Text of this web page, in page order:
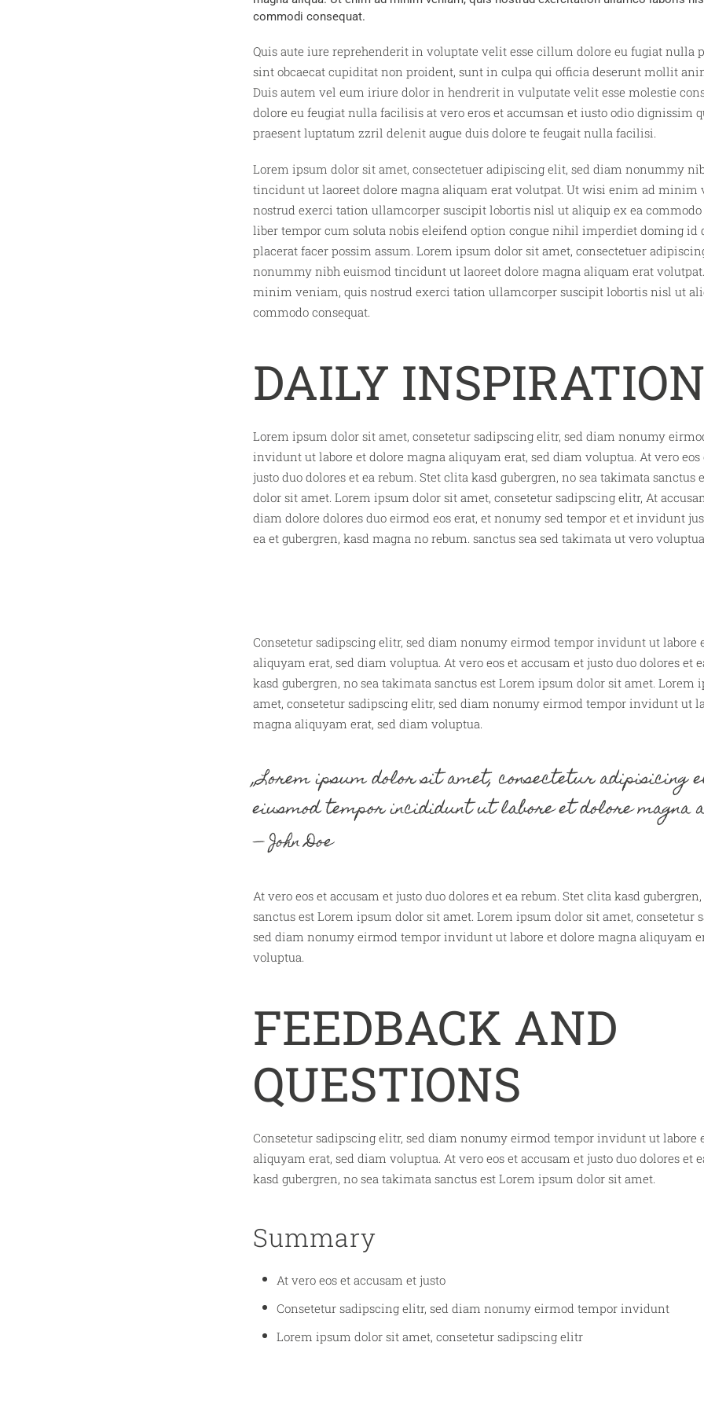
commodi consequat.
Quis aute iure reprehenderit in voluptate velit esse cillum dolore eu fugiat nulla
sint obcaecat cupiditat non proident, sunt in culpa qui officia deserunt mollit
Duis autem vel eum iriure dolor in hendrerit in vulputate velit esse molestie
dolore eu feugiat nulla facilisis at vero eros et accumsan et iusto odio dignissim
praesent luptatum zzril delenit augue duis dolore te feugait nulla facilisi.
Lorem ipsum dolor sit amet, consectetuer adipiscing elit, sed diam nonummy
tincidunt ut laoreet dolore magna aliquam erat volutpat. Ut wisi enim ad minim
nostrud exerci tation ullamcorper suscipit lobortis nisl ut aliquip ex ea commodo
liber tempor cum soluta nobis eleifend option congue nihil imperdiet doming id
placerat facer possim assum. Lorem ipsum dolor sit amet, consectetuer
nonummy nibh euismod tincidunt ut laoreet dolore magna aliquam erat
minim veniam, quis nostrud exerci tation ullamcorper suscipit lobortis nisl ut
commodo consequat.
DAILY
Lorem ipsum dolor sit amet, consetetur sadipscing elitr, sed diam nonumy
invidunt ut labore et dolore magna aliquyam erat, sed diam voluptua. At vero eos
justo duo dolores et ea rebum. Stet clita kasd gubergren, no sea takimata sanctus
dolor sit amet. Lorem ipsum dolor sit amet, consetetur sadipscing elitr, At
diam dolore dolores duo eirmod eos erat, et nonumy sed tempor et et invidunt
ea et gubergren, kasd magna no rebum. sanctus sea sed takimata ut vero
Consetetur sadipscing elitr, sed diam nonumy eirmod tempor invidunt ut labore
aliquyam erat, sed diam voluptua. At vero eos et accusam et justo duo dolores et
kasd gubergren, no sea takimata sanctus est Lorem ipsum dolor sit amet. Lorem
amet, consetetur sadipscing elitr, sed diam nonumy eirmod tempor invidunt ut
magna aliquyam erat, sed diam voluptua.
„Lorem ipsum dolor sit amet, consectetur adipisicing
eiusmod tempor incididunt ut labore et dolore magna
John Doe
At vero eos et accusam et justo duo dolores et ea rebum. Stet clita kasd
sanctus est Lorem ipsum dolor sit amet. Lorem ipsum dolor sit amet, consetetur
sed diam nonumy eirmod tempor invidunt ut labore et dolore magna aliquyam
voluptua.
FEEDBACK AND
QUESTIONS
Consetetur sadipscing elitr, sed diam nonumy eirmod tempor invidunt ut labore
aliquyam erat, sed diam voluptua. At vero eos et accusam et justo duo dolores et
kasd gubergren, no sea takimata sanctus est Lorem ipsum dolor sit amet.
Summary
At vero eos et accusam et justo
Consetetur sadipscing elitr, sed diam nonumy eirmod tempor invidunt
Lorem ipsum dolor sit amet, consetetur sadipscing elitr